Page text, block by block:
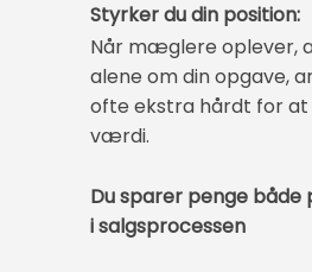
Styrker du din position:
Når mæglere oplever,
alene om din opgave,
ofte ekstra hårdt for at
værdi.
Du sparer penge
i salgsprocessen